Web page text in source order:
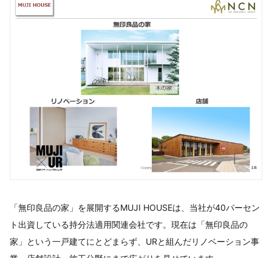
「無印良品の家」を展開するMUJI HOUSEは、当社が40パーセン
ト出資している持分法適用関連会社です。現在は「無印良品の
家」という一戸建てにとどまらず、URと組んだリノベーション事